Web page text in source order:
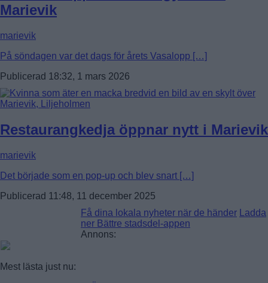
Marievik
marievik
På söndagen var det dags för årets Vasalopp […]
Publicerad 18:32, 1 mars 2026
Restaurangkedja öppnar nytt i Marievik
marievik
Det började som en pop-up och blev snart […]
Publicerad 11:48, 11 december 2025
Få dina lokala nyheter när de händer
Ladda
ner Bättre stadsdel-appen
Annons:
Mest lästa just nu: